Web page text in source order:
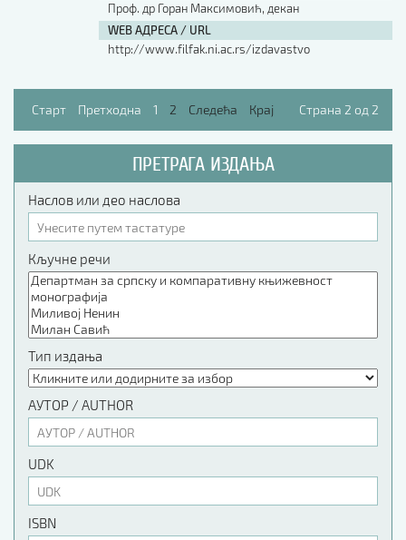
Проф. др Горан Максимовић, декан
WEB АДРЕСА / URL
http://www.filfak.ni.ac.rs/izdavastvo
Старт Претходна 1 2 Следећа Крај Страна 2 од 2
ПРЕТРАГА ИЗДАЊА
Наслов или део наслова
Кључне речи
Тип издања
АУТОР / AUTHOR
UDK
ISBN